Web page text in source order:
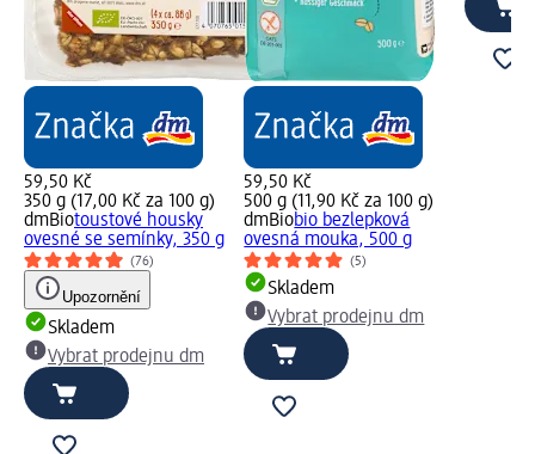
59,50 Kč
350 g (17,00 Kč za 100 g)
dmBiotoustové housky
ovesné se semínky, 350 g
(76)
Upozornění
Skladem
Vybrat prodejnu dm
59,50 Kč
500 g (11,90 Kč za 100 g)
dmBiobio bezlepková
ovesná mouka, 500 g
(5)
Skladem
Vybrat prodejnu dm